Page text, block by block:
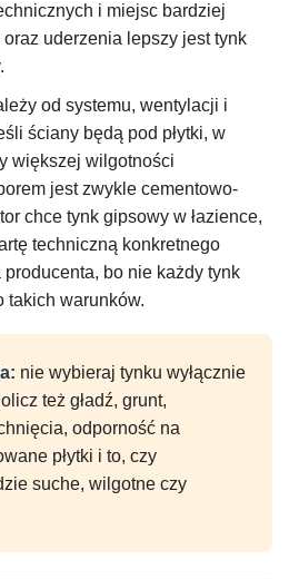
i miejsc bardziej
uderzenia lepszy jest tynk
od systemu, wentylacji i
ściany będą pod płytki, w
większej wilgotności
jest zwykle cementowo-
chce tynk gipsowy w łazience,
techniczną konkretnego
bo nie każdy tynk
takich warunków.
nie wybieraj tynku wyłącznie
też gładź, grunt,
odporność na
płytki i to, czy
suche, wilgotne czy